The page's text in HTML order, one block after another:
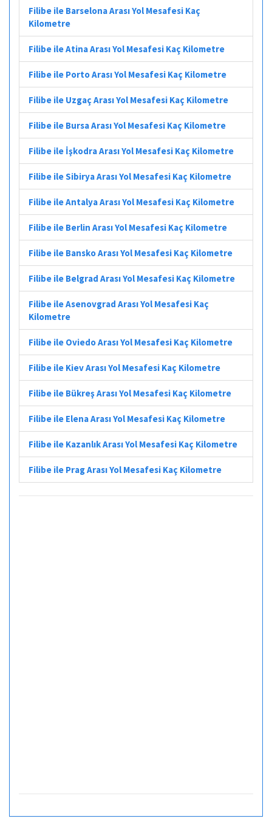
Filibe ile Barselona Arası Yol Mesafesi Kaç
Kilometre
Filibe ile Atina Arası Yol Mesafesi Kaç Kilometre
Filibe ile Porto Arası Yol Mesafesi Kaç Kilometre
Filibe ile Uzgaç Arası Yol Mesafesi Kaç Kilometre
Filibe ile Bursa Arası Yol Mesafesi Kaç Kilometre
Filibe ile İşkodra Arası Yol Mesafesi Kaç Kilometre
Filibe ile Sibirya Arası Yol Mesafesi Kaç Kilometre
Filibe ile Antalya Arası Yol Mesafesi Kaç Kilometre
Filibe ile Berlin Arası Yol Mesafesi Kaç Kilometre
Filibe ile Bansko Arası Yol Mesafesi Kaç Kilometre
Filibe ile Belgrad Arası Yol Mesafesi Kaç Kilometre
Filibe ile Asenovgrad Arası Yol Mesafesi Kaç
Kilometre
Filibe ile Oviedo Arası Yol Mesafesi Kaç Kilometre
Filibe ile Kiev Arası Yol Mesafesi Kaç Kilometre
Filibe ile Bükreş Arası Yol Mesafesi Kaç Kilometre
Filibe ile Elena Arası Yol Mesafesi Kaç Kilometre
Filibe ile Kazanlık Arası Yol Mesafesi Kaç Kilometre
Filibe ile Prag Arası Yol Mesafesi Kaç Kilometre